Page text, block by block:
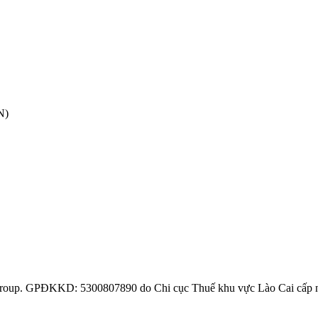
GPĐKKD: 5300807890 do Chi cục Thuế khu vực Lào Cai cấp